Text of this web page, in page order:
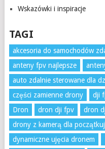
Wskazówki i inspiracje
TAGI
akcesoria do samochodów
anteny fpv najlepsze
auto zdalnie sterowane dla
części zamienne drony
dji
Dron
dron dji fpv
dron
drony z kamerą dla
dynamiczne ujęcia dronem